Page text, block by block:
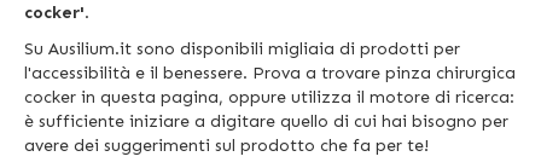
cocker'.
Su Ausilium.it sono disponibili migliaia di prodotti per
l'accessibilità e il benessere. Prova a trovare pinza chirurgica
cocker in questa pagina, oppure utilizza il motore di ricerca:
è sufficiente iniziare a digitare quello di cui hai bisogno per
avere dei suggerimenti sul prodotto che fa per te!